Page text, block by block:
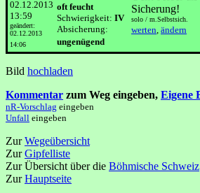
02.12.2013
13:59
geändert:
02.12.2013
14:06
oft feucht
Schwierigkeit: IV
Absicherung:
ungenügend
Sicherung!
solo / m.Selbstsich.
werten ändern
Bild hochladen
Kommentar zum Weg eingeben, Eigene
nR-Vorschlag eingeben
Unfall eingeben
ZurWegeübersicht
ZurGipfelliste
Zur Übersicht über die Böhmische Schweiz
ZurHauptseite